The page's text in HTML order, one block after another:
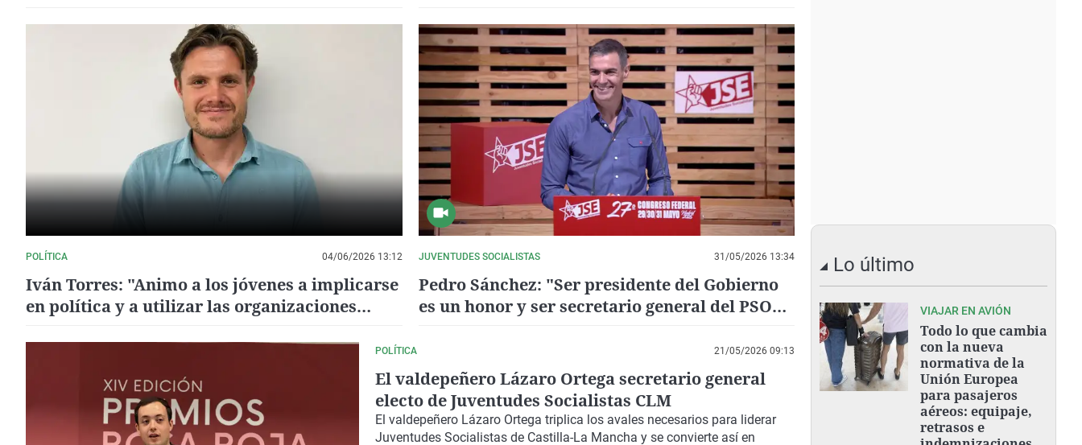
Nelken
POLÍTICA 04/06/2026 13:12
Iván Torres: "Animo a los jóvenes a implicarse
en política y a utilizar las organizaciones
participación y transformación social"
JUVENTUDES SOCIALISTAS 31/05/2026 13:34
Pedro Sánchez: "Ser presidente del Gobierno
es un honor y ser secretario general del PSOE,
POLÍTICA 21/05/2026 09:13
El valdepeñero Lázaro Ortega secretario general
electo de Juventudes Socialistas CLM
El valdepeñero Lázaro Ortega triplica los avales necesarios para liderar
Juventudes Socialistas de Castilla-La Mancha y se convierte así en
Lo último
VIAJAR EN AVIÓN
Todo lo que cambia
con la nueva
normativa de la
Unión Europea
para pasajeros
aéreos: equipaje,
retrasos e